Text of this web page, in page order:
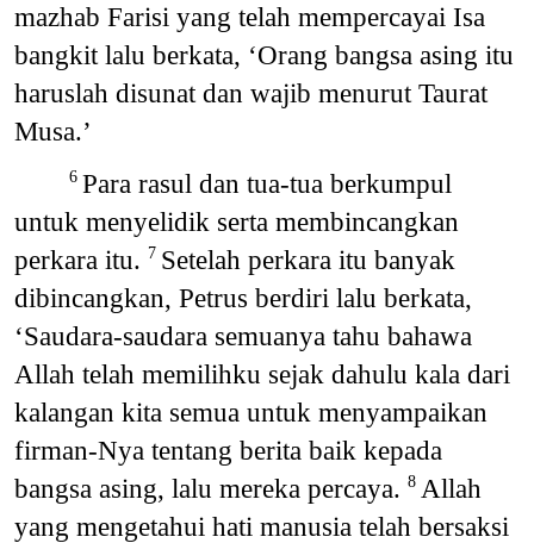
mazhab Farisi yang telah mempercayai Isa
bangkit lalu berkata, ‘Orang bangsa asing itu
haruslah disunat dan wajib menurut Taurat
Musa.’
6 Para rasul dan tua-tua berkumpul
untuk menyelidik serta membincangkan
perkara itu. 7 Setelah perkara itu banyak
dibincangkan, Petrus berdiri lalu berkata,
‘Saudara-saudara semuanya tahu bahawa
Allah telah memilihku sejak dahulu kala dari
kalangan kita semua untuk menyampaikan
firman-Nya tentang berita baik kepada
bangsa asing, lalu mereka percaya. 8 Allah
yang mengetahui hati manusia telah bersaksi